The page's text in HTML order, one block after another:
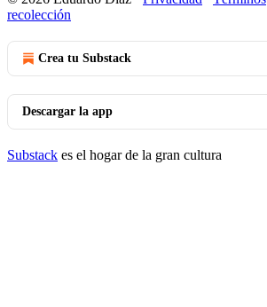
recolección
Crea tu Substack
Descargar la app
Substack es el hogar de la gran cultura